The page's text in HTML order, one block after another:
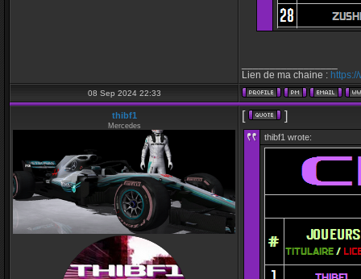
Lien de ma chaine :
08 Sep 2024 22:33
thibf1
Mercedes
[ ]
thibf1 wrote: